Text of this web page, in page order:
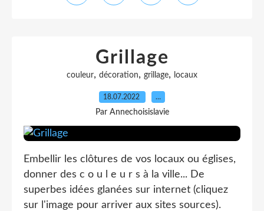
Grillage
couleur, décoration, grillage, locaux
18.07.2022 …
Par Annechoisislavie
Embellir les clôtures de vos locaux ou églises,
donner des c o u l e u r s à la ville... De
superbes idées glanées sur internet (cliquez
sur l'image pour arriver aux sites sources).